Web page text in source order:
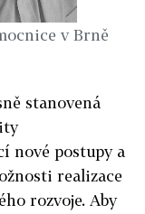
v Brně
stanovená
nové postupy a
realizace
rozvoje. Aby